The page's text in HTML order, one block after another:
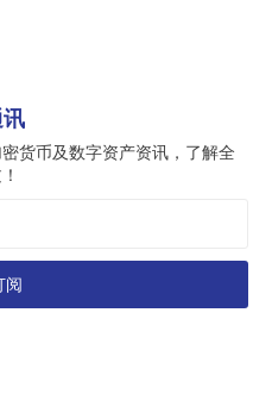
货币及数字资产资讯，了解全
阅